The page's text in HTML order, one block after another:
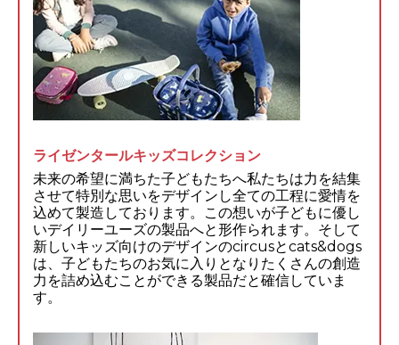
ライゼンタールキッズコレクション
未来の希望に満ちた子どもたちへ私たちは力を結集
させて特別な思いをデザインし全ての工程に愛情を
込めて製造しております。この想いが子どもに優し
いデイリーユーズの製品へと形作られます。そして
新しいキッズ向けのデザインのcircusとcats&dogs
は、子どもたちのお気に入りとなりたくさんの創造
力を詰め込むことができる製品だと確信していま
す。